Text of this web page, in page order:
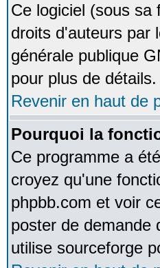
Ce logiciel (sous sa
droits d'auteurs par
générale publique
pour plus de détails.
Revenir en haut de
Pourquoi la
Ce programme a
croyez qu'une
phpbb.com et voir
poster de demande
utilise sourceforge